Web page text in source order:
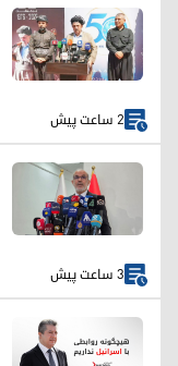
2 ساعت پیش
3 ساعت پیش